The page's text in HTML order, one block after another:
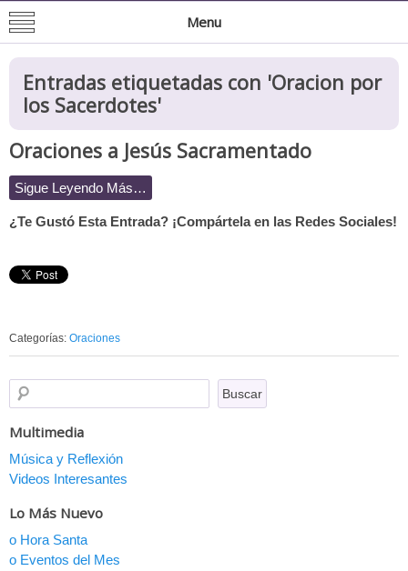
Mision de San Juan Bautista
Informacion General de la Mission
Menu
Entradas etiquetadas con 'Oracion por
los Sacerdotes'
Oraciones a Jesús Sacramentado
Sigue Leyendo Más…
¿Te Gustó Esta Entrada? ¡Compártela en las Redes Sociales!
Categorías: Oraciones
Multimedia
Música y Reflexión
Videos Interesantes
Lo Más Nuevo
o Hora Santa
o Eventos del Mes